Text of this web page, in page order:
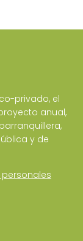
privado, el
anual,
y de